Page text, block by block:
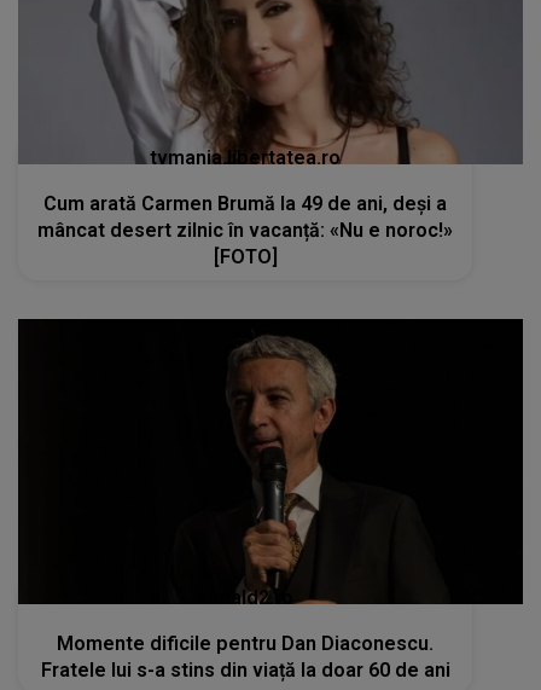
tvmania.libertatea.ro
Cum arată Carmen Brumă la 49 de ani, deși a
mâncat desert zilnic în vacanță: «Nu e noroc!»
[FOTO]
kanald2.ro
Momente dificile pentru Dan Diaconescu.
Fratele lui s-a stins din viață la doar 60 de ani